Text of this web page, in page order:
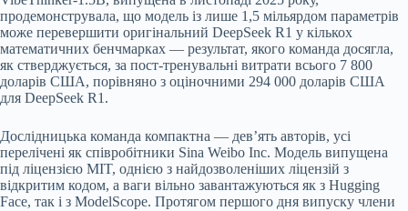
продемонструвала, що модель із лише 1,5 мільярдом параметрів
може перевершити оригінальний DeepSeek R1 у кількох
математичних бенчмарках — результат, якого команда досягла,
як стверджується, за пост-тренувальні витрати всього 7 800
доларів США, порівняно з оціночними 294 000 доларів США
для DeepSeek R1.
Дослідницька команда компактна — дев’ять авторів, усі
перелічені як співробітники Sina Weibo Inc. Модель випущена
під ліцензією MIT, однією з найдозволеніших ліцензій з
відкритим кодом, а ваги вільно завантажуються як з Hugging
Face, так і з ModelScope. Протягом першого дня випуску члени